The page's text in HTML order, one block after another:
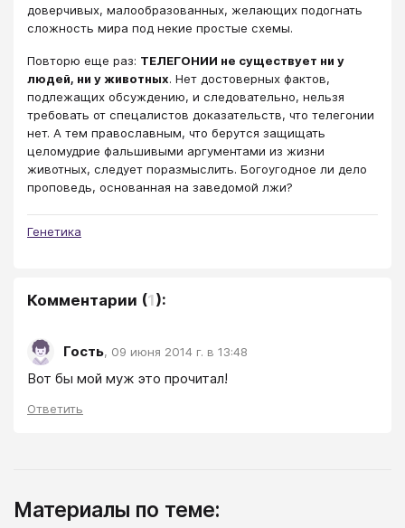
доверчивых, малообразованных, желающих подогнать
сложность мира под некие простые схемы.
Повторю еще раз: ТЕЛЕГОНИИ не существует ни у
людей, ни у животных. Нет достоверных фактов,
подлежащих обсуждению, и следовательно, нельзя
требовать от спецалистов доказательств, что телегонии
нет. А тем православным, что берутся защищать
целомудрие фальшивыми аргументами из жизни
животных, следует поразмыслить. Богоугодное ли дело
проповедь, основанная на заведомой лжи?
Генетика
Комментарии (1):
Гость, 09 июня 2014 г. в 13:48
Вот бы мой муж это прочитал!
Ответить
Материалы по теме: